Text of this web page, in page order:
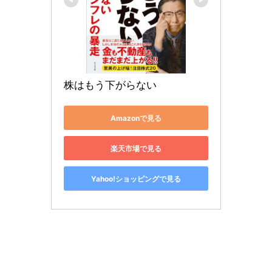
株はもう下がらない
Amazonで見る
楽天市場で見る
Yahoo!ショッピングで見る